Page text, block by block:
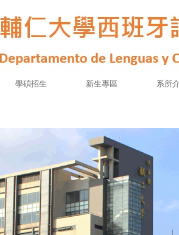
學碩招生 新生專區 系所